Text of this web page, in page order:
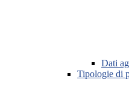
Dati
Tipologie di